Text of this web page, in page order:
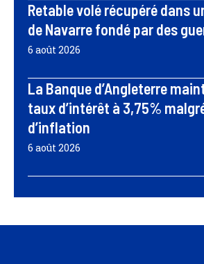
Retable volé récupéré dans
de Navarre fondé par des
6 août 2026
La Banque d’Angleterre
taux d’intérêt à 3,75%
d’inflation
6 août 2026